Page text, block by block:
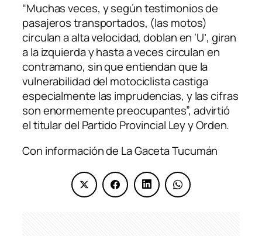
“Muchas veces, y según testimonios de
pasajeros transportados, (las motos)
circulan a alta velocidad, doblan en ‘U’, giran
a la izquierda y hasta a veces circulan en
contramano, sin que entiendan que la
vulnerabilidad del motociclista castiga
especialmente las imprudencias, y las cifras
son enormemente preocupantes”, advirtió
el titular del Partido Provincial Ley y Orden.
Con información de La Gaceta Tucumán